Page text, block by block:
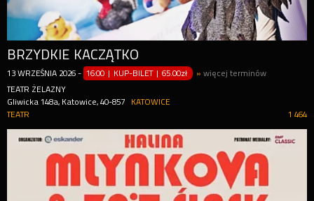
BRZYDKIE KACZĄTKO
13 WRZEŚNIA 2026 - 16:00 | KUP-BILET |65.00zł »więcej terminów
TEATR ŻELAZNY
Gliwicka 148a, Katowice, 40-857
KATOWICE
1 464
TEATR